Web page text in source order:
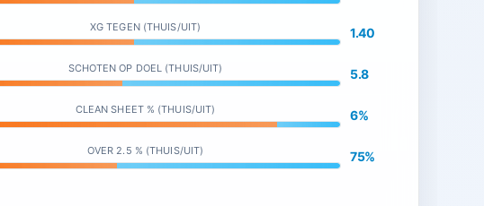
XG TEGEN (THUIS/UIT) 1.40
SCHOTEN OP DOEL (THUIS/UIT) 5.8
CLEAN SHEET % (THUIS/UIT) 6%
OVER 2.5 % (THUIS/UIT) 75%